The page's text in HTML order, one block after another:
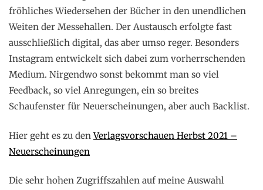
fröhliches Wiedersehen der Bücher in den unendlichen
Weiten der Messehallen. Der Austausch erfolgte fast
ausschließlich digital, das aber umso reger. Besonders
Instagram entwickelt sich dabei zum vorherrschenden
Medium. Nirgendwo sonst bekommt man so viel
Feedback, so viel Anregungen, ein so breites
Schaufenster für Neuerscheinungen, aber auch Backlist.
Hier geht es zu denVerlagsvorschauen Herbst 2021 –
Neuerscheinungen
Die sehr hohen Zugriffszahlen auf meine Auswahl